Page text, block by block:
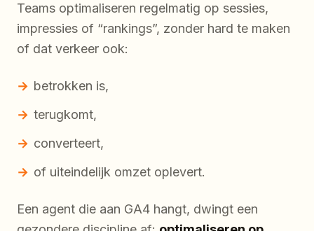
Teams optimaliseren regelmatig op sessies,
impressies of “rankings”, zonder hard te maken
of dat verkeer ook:
betrokken is,
terugkomt,
converteert,
of uiteindelijk omzet oplevert.
Een agent die aan GA4 hangt, dwingt een